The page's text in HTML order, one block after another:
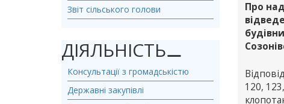
Звіт сільського голови
ДІЯЛЬНІСТЬ⚊
Консультації з громадськістю
Державні закупівлі
Про
120,